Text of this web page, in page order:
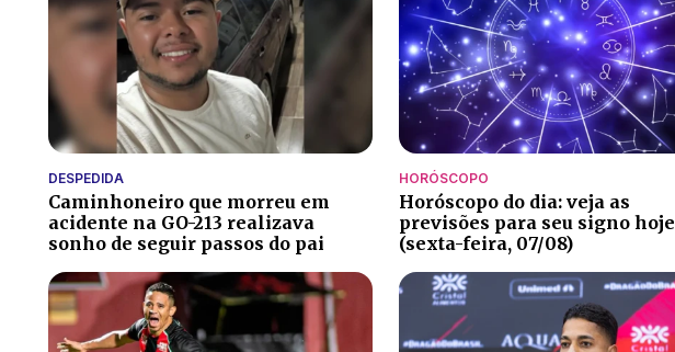
DESPEDIDA
Caminhoneiro que morreu em
acidente na GO-213 realizava
sonho de seguir passos do pai
HORÓSCOPO
Horóscopo do dia: veja as
previsões para seu signo hoje
(sexta-feira, 07/08)